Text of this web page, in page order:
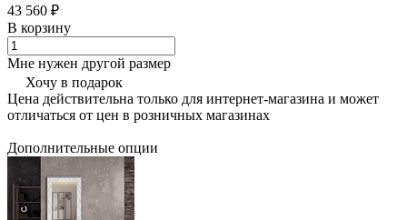
43 560 ₽
В корзину
Мне нужен другой размер
Хочу в подарок
Цена действительна только для интернет-магазина и может
отличаться от цен в розничных магазинах
Дополнительные опции